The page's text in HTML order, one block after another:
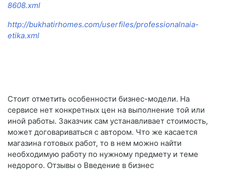
8608.xml
http://bukhatirhomes.com/userfiles/professionalnaia-
etika.xml
Стоит отметить особенности бизнес-модели. На
сервисе нет конкретных цен на выполнение той или
иной работы. Заказчик сам устанавливает стоимость,
может договариваться с автором. Что же касается
магазина готовых работ, то в нем можно найти
необходимую работу по нужному предмету и теме
недорого. Отзывы о Введение в бизнес